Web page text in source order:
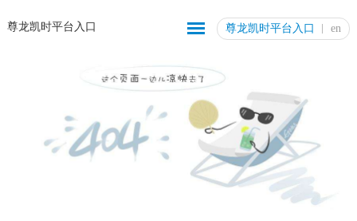
尊龙凯时平台入口 尊龙凯时平台入口 en